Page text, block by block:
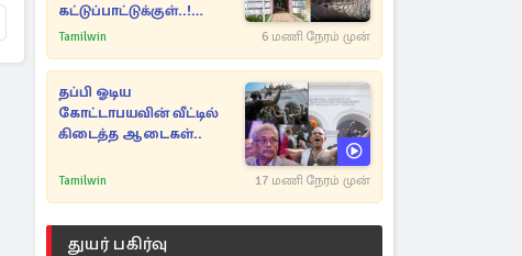
கட்டுப்பாட்டுக்குள்..!
அதிரடியாக களமிறங்கிய
Tamilwin 6 மணி நேரம் முன்
தப்பி ஓடிய
கோட்டாபயவின் வீட்டில்
கிடைத்த ஆடைகள்..
Tamilwin 17 மணி நேரம் முன்
துயர் பகிர்வு